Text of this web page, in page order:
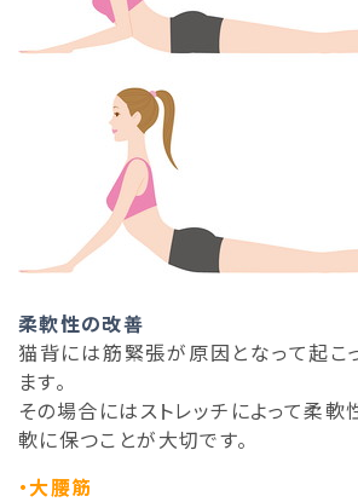
柔軟性の改善
猫背には筋緊張が原因となって起こ
ます。
その場合にはストレッチによって柔軟
軟に保つことが大切です。
・大腰筋